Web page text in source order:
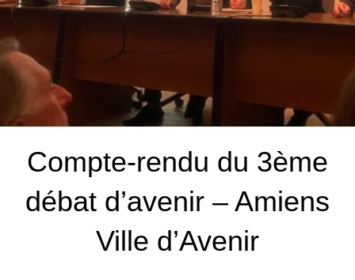
Compte-rendu du 3ème
débat d’avenir – Amiens
Ville d’Avenir